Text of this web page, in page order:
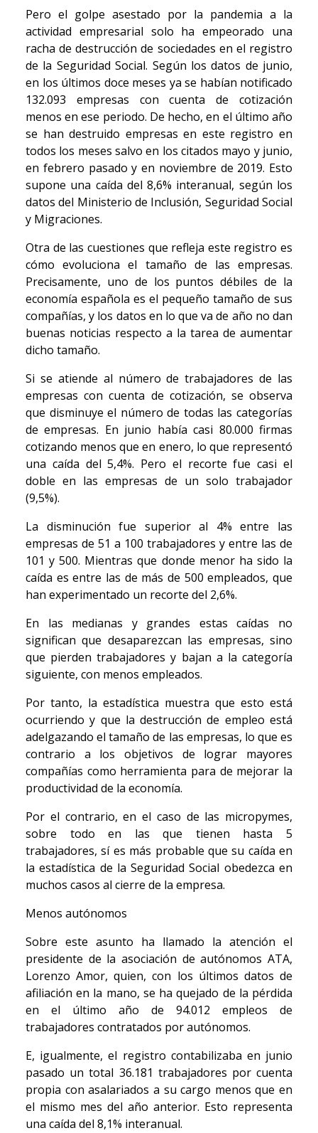
Pero el golpe asestado por la pandemia a la
actividad empresarial solo ha empeorado una
racha de destrucción de sociedades en el registro
de la Seguridad Social. Según los datos de junio,
en los últimos doce meses ya se habían notificado
132.093 empresas con cuenta de cotización
menos en ese periodo. De hecho, en el último año
se han destruido empresas en este registro en
todos los meses salvo en los citados mayo y junio,
en febrero pasado y en noviembre de 2019. Esto
supone una caída del 8,6% interanual, según los
datos del Ministerio de Inclusión, Seguridad Social
y Migraciones.
Otra de las cuestiones que refleja este registro es
cómo evoluciona el tamaño de las empresas.
Precisamente, uno de los puntos débiles de la
economía española es el pequeño tamaño de sus
compañías, y los datos en lo que va de año no dan
buenas noticias respecto a la tarea de aumentar
dicho tamaño.
Si se atiende al número de trabajadores de las
empresas con cuenta de cotización, se observa
que disminuye el número de todas las categorías
de empresas. En junio había casi 80.000 firmas
cotizando menos que en enero, lo que representó
una caída del 5,4%. Pero el recorte fue casi el
doble en las empresas de un solo trabajador
(9,5%).
La disminución fue superior al 4% entre las
empresas de 51 a 100 trabajadores y entre las de
101 y 500. Mientras que donde menor ha sido la
caída es entre las de más de 500 empleados, que
han experimentado un recorte del 2,6%.
En las medianas y grandes estas caídas no
significan que desaparezcan las empresas, sino
que pierden trabajadores y bajan a la categoría
siguiente, con menos empleados.
Por tanto, la estadística muestra que esto está
ocurriendo y que la destrucción de empleo está
adelgazando el tamaño de las empresas, lo que es
contrario a los objetivos de lograr mayores
compañías como herramienta para de mejorar la
productividad de la economía.
Por el contrario, en el caso de las micropymes,
sobre todo en las que tienen hasta 5
trabajadores, sí es más probable que su caída en
la estadística de la Seguridad Social obedezca en
muchos casos al cierre de la empresa.
Menos autónomos
Sobre este asunto ha llamado la atención el
presidente de la asociación de autónomos ATA,
Lorenzo Amor, quien, con los últimos datos de
afiliación en la mano, se ha quejado de la pérdida
en el último año de 94.012 empleos de
trabajadores contratados por autónomos.
E, igualmente, el registro contabilizaba en junio
pasado un total 36.181 trabajadores por cuenta
propia con asalariados a su cargo menos que en
el mismo mes del año anterior. Esto representa
una caída del 8,1% interanual.